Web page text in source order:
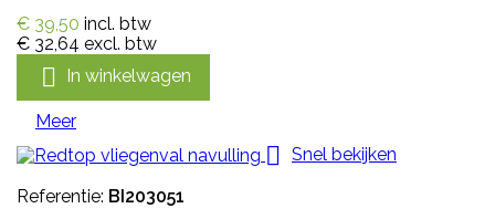
€ 39,50 incl. btw
€ 32,64 excl. btw
 In winkelwagen
Meer
 Snel bekijken
Referentie: BI203051